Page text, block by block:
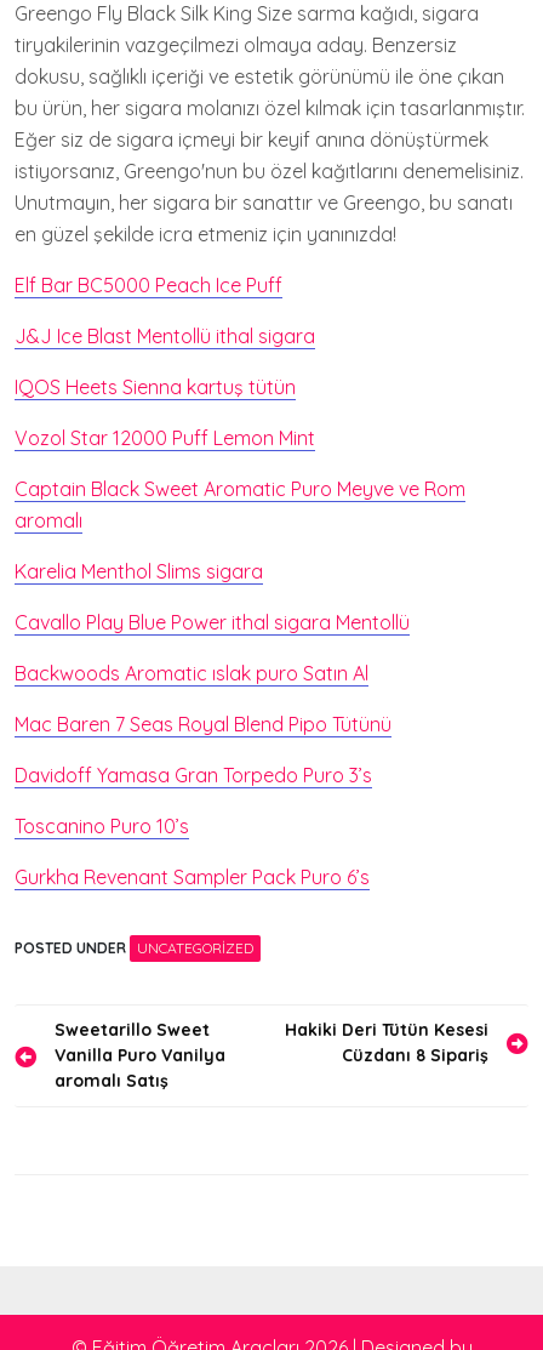
Greengo Fly Black Silk King Size sarma kağıdı, sigara
tiryakilerinin vazgeçilmezi olmaya aday. Benzersiz
dokusu, sağlıklı içeriği ve estetik görünümü ile öne çıkan
bu ürün, her sigara molanızı özel kılmak için tasarlanmıştır.
Eğer siz de sigara içmeyi bir keyif anına dönüştürmek
istiyorsanız, Greengo'nun bu özel kağıtlarını denemelisiniz.
Unutmayın, her sigara bir sanattır ve Greengo, bu sanatı
en güzel şekilde icra etmeniz için yanınızda!
Elf Bar BC5000 Peach Ice Puff
J&J Ice Blast Mentollü ithal sigara
IQOS Heets Sienna kartuş tütün
Vozol Star 12000 Puff Lemon Mint
Captain Black Sweet Aromatic Puro Meyve ve Rom
aromalı
Karelia Menthol Slims sigara
Cavallo Play Blue Power ithal sigara Mentollü
Backwoods Aromatic ıslak puro Satın Al
Mac Baren 7 Seas Royal Blend Pipo Tütünü
Davidoff Yamasa Gran Torpedo Puro 3’s
Toscanino Puro 10’s
Gurkha Revenant Sampler Pack Puro 6’s
POSTED UNDER UNCATEGORIZED
Yazı
gezinmesi
Sweetarillo Sweet
Vanilla Puro Vanilya
aromalı Satış
Hakiki Deri Tütün Kesesi
Cüzdanı 8 Sipariş